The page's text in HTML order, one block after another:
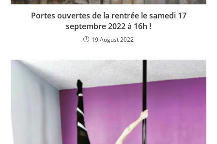
Portes ouvertes de la rentrée le samedi 17
septembre 2022 à 16h !
19 August 2022